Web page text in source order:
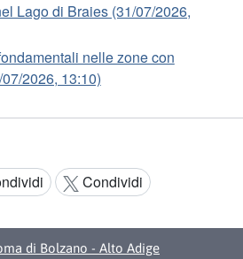
Lago di Braies (31/07/2026,
nelle zone con
2026, 13:10)
Condividi
di Bolzano - Alto Adige